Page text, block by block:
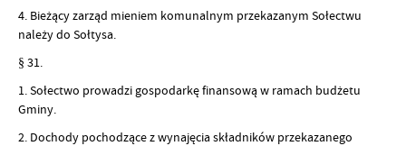
4. Bieżący zarząd mieniem komunalnym przekazanym Sołectwu
należy do Sołtysa.
§ 31.
1. Sołectwo prowadzi gospodarkę finansową w ramach budżetu
Gminy.
2. Dochody pochodzące z wynajęcia składników przekazanego